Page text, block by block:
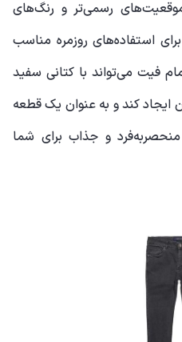
رسمی‌تر و رنگ‌های
استفاده‌های روزمره مناسب
فیت می‌تواند با کتانی سفید
کند و به عنوان یک قطعه
و جذاب برای شما